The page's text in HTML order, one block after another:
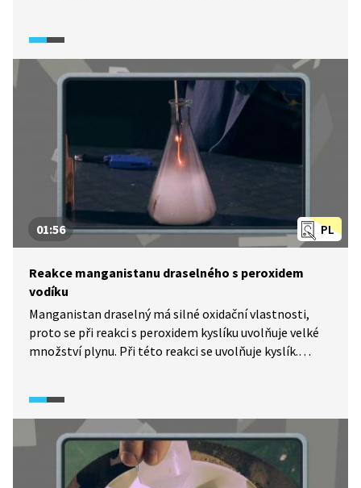
PL
01:56
Reakce manganistanu draselného s peroxidem
vodíku
Manganistan draselný má silné oxidační vlastnosti,
proto se při reakci s peroxidem kyslíku uvolňuje velké
množství plynu. Při této reakci se uvolňuje kyslík.
podporuje hoření.